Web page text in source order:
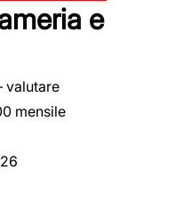
e
valutare
mensile